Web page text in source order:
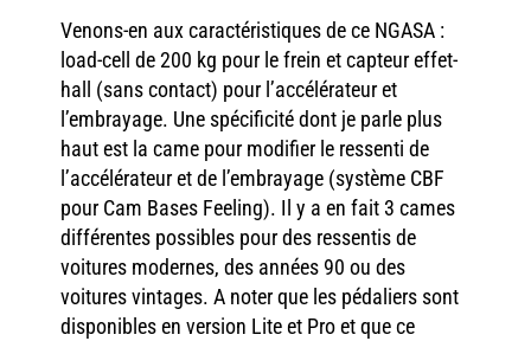
Venons-en aux caractéristiques de ce NGASA :
load-cell de 200 kg pour le frein et capteur effet-
hall (sans contact) pour l’accélérateur et
l’embrayage. Une spécificité dont je parle plus
haut est la came pour modifier le ressenti de
l’accélérateur et de l’embrayage (système CBF
pour Cam Bases Feeling). Il y a en fait 3 cames
différentes possibles pour des ressentis de
voitures modernes, des années 90 ou des
voitures vintages. A noter que les pédaliers sont
disponibles en version Lite et Pro et que ce